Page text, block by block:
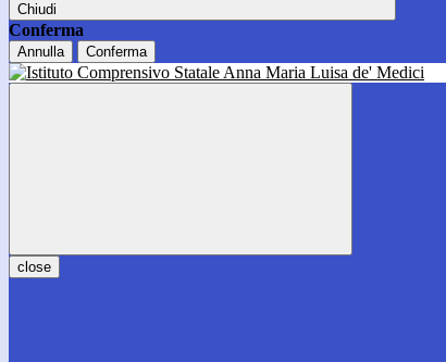
Chiudi
Conferma
Annulla Conferma
close